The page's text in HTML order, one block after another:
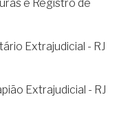
e Registro de
Extrajudicial - RJ
Extrajudicial - RJ